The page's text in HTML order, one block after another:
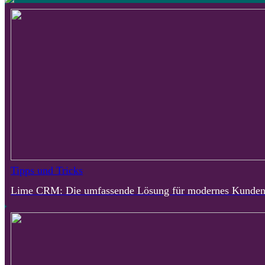
Tipps und Tricks
Lime CRM: Die umfassende Lösung für modernes